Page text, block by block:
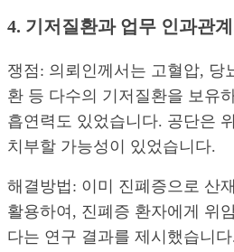
4. 기저질환과 업무 인과관
쟁점: 의뢰인께서는 고혈압, 당
환 등 다수의 기저질환을 보유
흡연력도 있었습니다. 공단은
치부할 가능성이 있었습니다.
해결방법: 이미 진폐증으로 산
활용하여, 진폐증 환자에게 위
다는 연구 결과를 제시했습니